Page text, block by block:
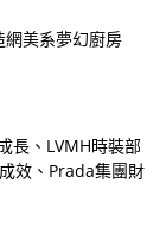
美系夢幻廚房
長、LVMH時裝部
效、Prada集團財